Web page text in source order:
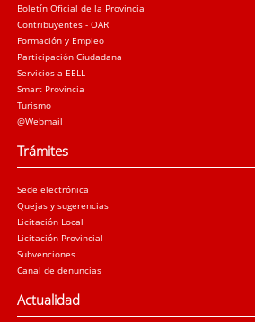
Boletín Oficial de la Provincia
Contribuyentes - OAR
Formación y Empleo
Participación Ciudadana
Servicios a EELL
Smart Provincia
Turismo
@Webmail
Trámites
Sede electrónica
Quejas y sugerencias
Licitación Local
Licitación Provincial
Subvenciones
Canal de denuncias
Actualidad